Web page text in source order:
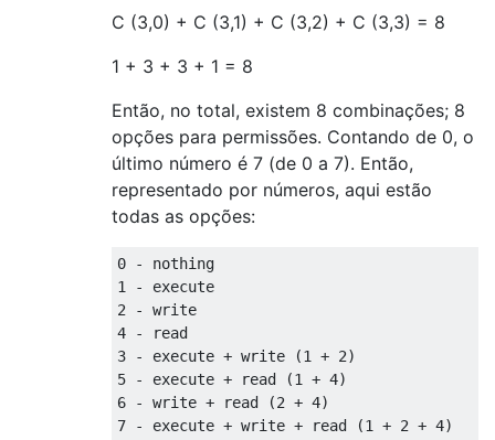
C (3,0) + C (3,1) + C (3,2) + C (3,3) = 8
1 + 3 + 3 + 1 = 8
Então, no total, existem 8 combinações; 8
opções para permissões. Contando de 0, o
último número é 7 (de 0 a 7). Então,
representado por números, aqui estão
todas as opções:
0 - nothing
1 - execute
2 - write
4 - read
3 - execute + write (1 + 2)
5 - execute + read (1 + 4)
6 - write + read (2 + 4)